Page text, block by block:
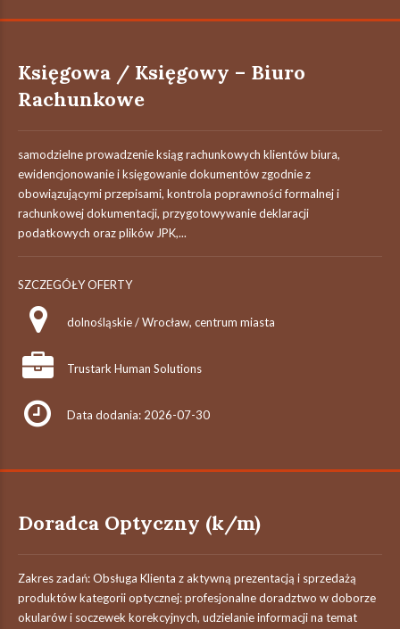
Księgowa / Księgowy – Biuro
Rachunkowe
samodzielne prowadzenie ksiąg rachunkowych klientów biura,
ewidencjonowanie i księgowanie dokumentów zgodnie z
obowiązującymi przepisami, kontrola poprawności formalnej i
rachunkowej dokumentacji, przygotowywanie deklaracji
podatkowych oraz plików JPK,...
SZCZEGÓŁY OFERTY
dolnośląskie / Wrocław, centrum miasta
Trustark Human Solutions
Data dodania: 2026-07-30
Doradca Optyczny (k/m)
Zakres zadań: Obsługa Klienta z aktywną prezentacją i sprzedażą
produktów kategorii optycznej: profesjonalne doradztwo w doborze
okularów i soczewek korekcyjnych, udzielanie informacji na temat